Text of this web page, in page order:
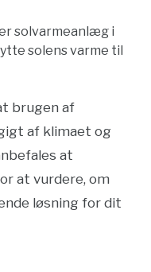
solvarmeanlæg i
solens varme til
brugen af
af klimaet og
at
at vurdere, om
løsning for dit